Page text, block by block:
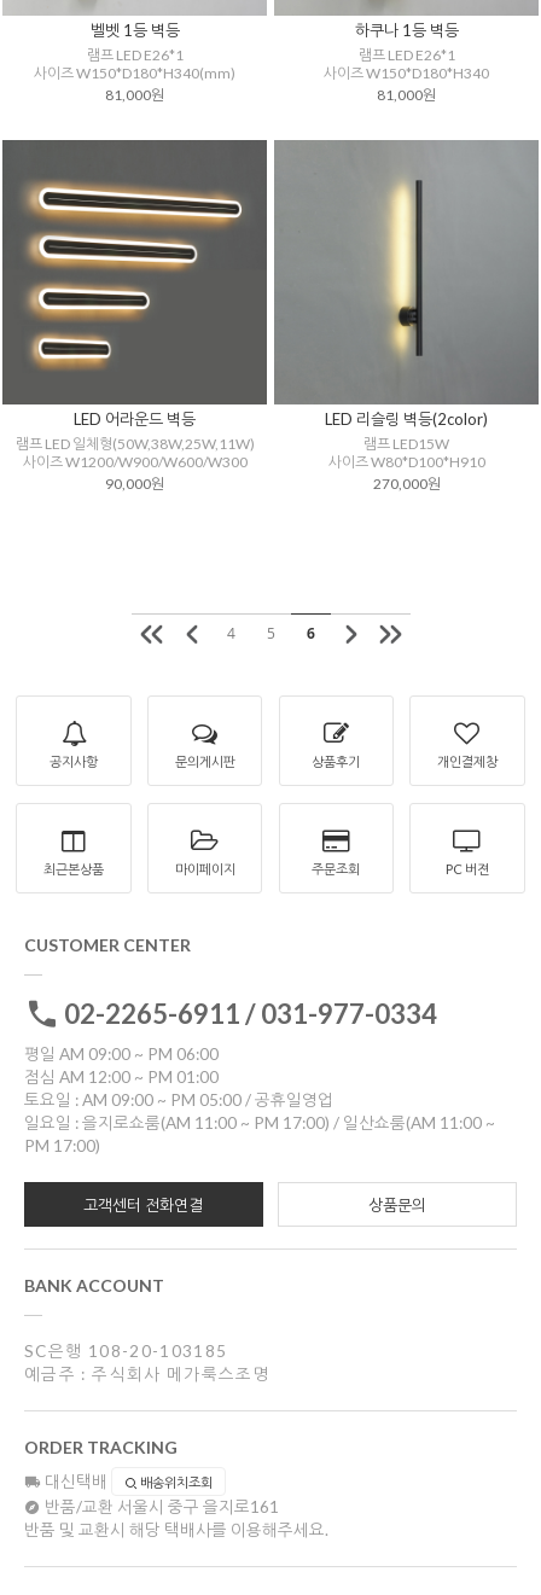
벨벳 1등 벽등
램프 LED E26*1
사이즈 W150*D180*H340(mm)
81,000원
하쿠나 1등 벽등
램프 LED E26*1
사이즈 W150*D180*H340
81,000원
LED 어라운드 벽등
램프 LED 일체형(50W,38W,25W,11W)
사이즈 W1200/W900/W600/W300
90,000원
LED 리슬링 벽등(2color)
램프 LED15W
사이즈 W80*D100*H910
270,000원
4 5 6
공지사항 문의게시판 상품후기 개인결제창
최근본상품 마이페이지 주문조회 PC 버젼
CUSTOMER CENTER
02-2265-6911 / 031-977-0334
평일 AM 09:00 ~ PM 06:00
점심 AM 12:00 ~ PM 01:00
토요일 : AM 09:00 ~ PM 05:00 / 공휴일영업
일요일 : 을지로쇼룸(AM 11:00 ~ PM 17:00) / 일산쇼룸(AM 11:00 ~
PM 17:00)
고객센터 전화연결 상품문의
BANK ACCOUNT
SC은행 108-20-103185
예금주 : 주식회사 메가룩스조명
ORDER TRACKING
대신택배 배송위치조회
반품/교환 서울시 중구 을지로161
반품 및 교환시 해당 택배사를 이용해주세요.